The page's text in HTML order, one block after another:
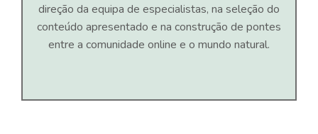
direção da equipa de especialistas, na seleção do
conteúdo apresentado e na construção de pontes
entre a comunidade online e o mundo natural.